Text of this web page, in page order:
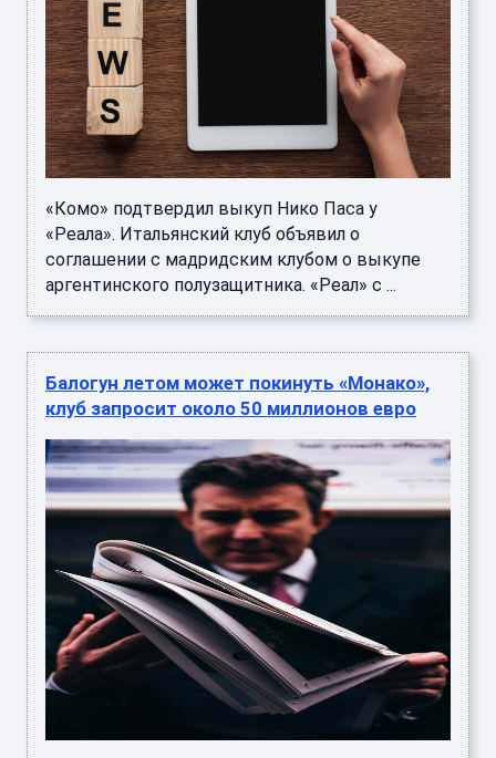
«Комо» подтвердил выкуп Нико Паса у
«Реала». Итальянский клуб объявил о
соглашении с мадридским клубом о выкупе
аргентинского полузащитника. «Реал» с ...
Балогун летом может покинуть «Монако»,
клуб запросит около 50 миллионов евро